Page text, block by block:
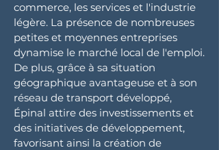
commerce, les services et l'industrie
légère. La présence de nombreuses
petites et moyennes entreprises
dynamise le marché local de l'emploi.
De plus, grâce à sa situation
géographique avantageuse et à son
réseau de transport développé,
Épinal attire des investissements et
des initiatives de développement,
favorisant ainsi la création de